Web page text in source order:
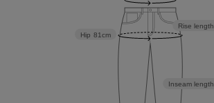
Inseam length
Rise length
Hip 81cm